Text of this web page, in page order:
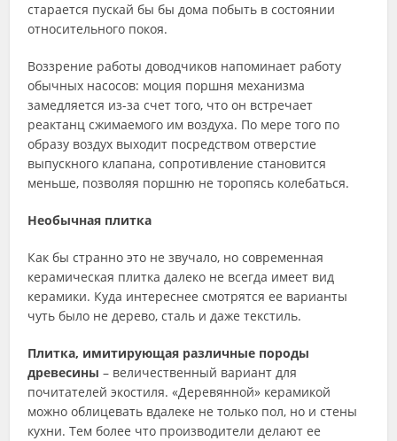
старается пускай бы бы дома побыть в состоянии
относительного покоя.
Воззрение работы доводчиков напоминает работу
обычных насосов: моция поршня механизма
замедляется из-за счет того, что он встречает
реактанц сжимаемого им воздуха. По мере того по
образу воздух выходит посредством отверстие
выпускного клапана, сопротивление становится
меньше, позволяя поршню не торопясь колебаться.
Необычная плитка
Как бы странно это не звучало, но современная
керамическая плитка далеко не всегда имеет вид
керамики. Куда интереснее смотрятся ее варианты
чуть было не дерево, сталь и даже текстиль.
Плитка, имитирующая различные породы
древесины – величественный вариант для
почитателей экостиля. «Деревянной» керамикой
можно облицевать вдалеке не только пол, но и стены
кухни. Тем более что производители делают ее